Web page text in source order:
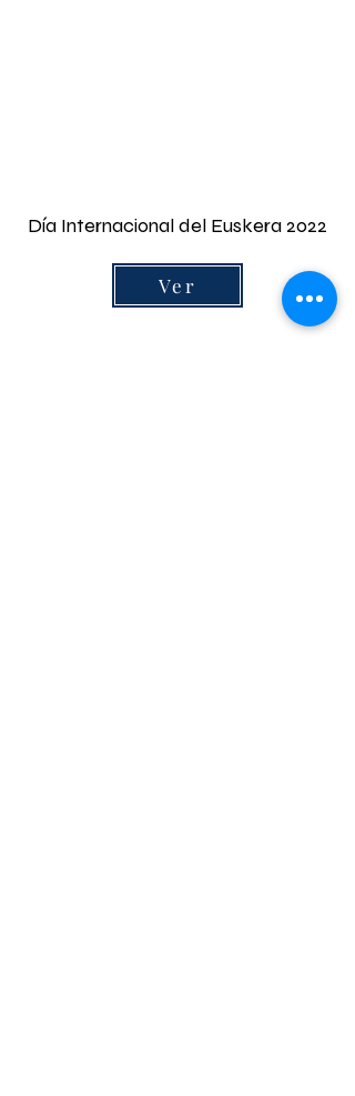
Día Internacional del Euskera 2022
Ver